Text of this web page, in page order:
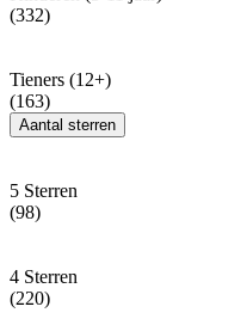
(332)
Tieners (12+)
(163)
Aantal sterren
5 Sterren
(98)
4 Sterren
(220)